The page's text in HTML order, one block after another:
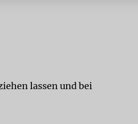
lassen und bei